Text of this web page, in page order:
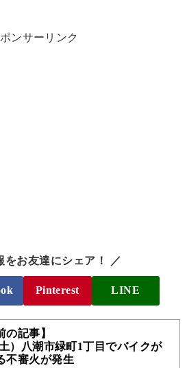
ンサーリンク
をお友達にシェア！ ／
Pinterest LINE
の記事】
）八潮市緑町1丁目でバイクが
不審火が発生